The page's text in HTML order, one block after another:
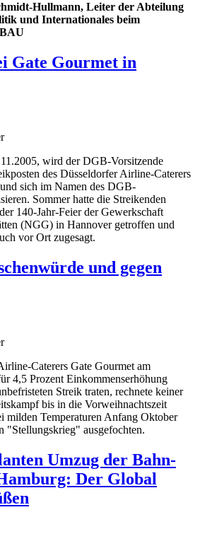
Hullmann, Leiter der Abteilung
und Internationales beim
Gate Gourmet in
wird der DGB-Vorsitzende
des Düsseldorfer Airline-Caterers
sich im Namen des DGB-
Sommer hatte die Streikenden
140-Jahr-Feier der Gewerkschaft
(NGG) in Hannover getroffen und
vor Ort zugesagt.
und gegen
Caterers Gate Gourmet am
4,5 Prozent Einkommenserhöhung
Streik traten, rechnete keiner
bis in die Vorweihnachtszeit
milden Temperaturen Anfang Oktober
"Stellungskrieg" ausgefochten.
Umzug der Bahn-
Der Global